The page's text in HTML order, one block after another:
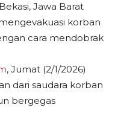
Jawa Barat
korban
cara mendobrak
, Jumat (2/1/2026)
dari saudara korban
bergegas